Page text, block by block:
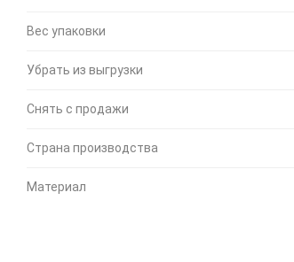
Вес упаковки
Убрать из выгрузки
Снять с продажи
Страна производства
Материал